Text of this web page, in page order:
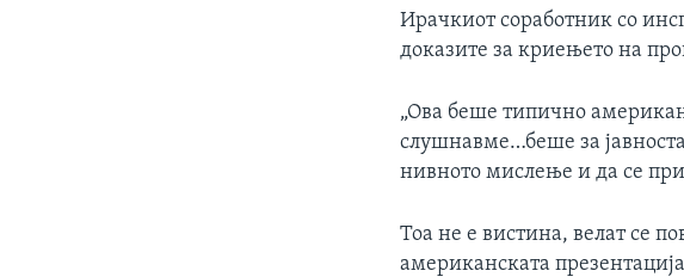
Ирачкиот соработник со
доказите за криењето на
„Ова беше типично
слушнавме…беше за
нивното мислење и да се
Тоа не е вистина, велат се
американската